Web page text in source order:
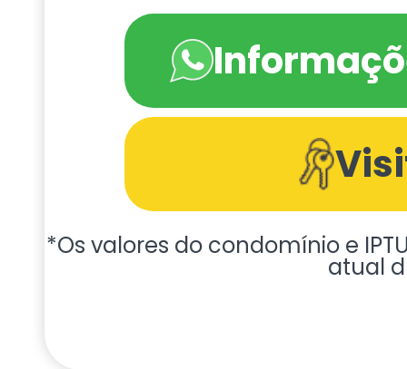
*Os valores do condomínio e
atual